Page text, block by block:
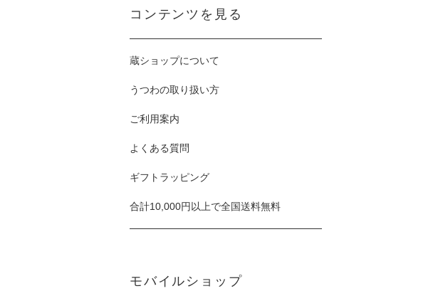
コンテンツを見る
蔵ショップについて
うつわの取り扱い方
ご利用案内
よくある質問
ギフトラッピング
合計10,000円以上で全国送料無料
モバイルショップ